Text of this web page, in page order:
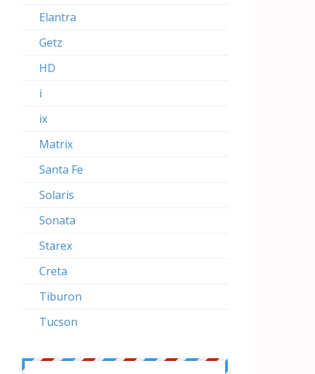
Elantra
Getz
HD
i
ix
Matrix
Santa Fe
Solaris
Sonata
Starex
Creta
Tiburon
Tucson